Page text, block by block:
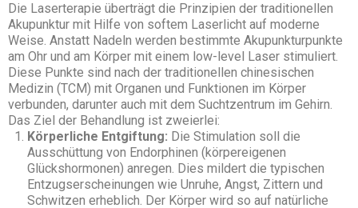
Die Laserterapie überträgt die Prinzipien der traditionellen
Akupunktur mit Hilfe von softem Laserlicht auf moderne
Weise. Anstatt Nadeln werden bestimmte Akupunkturpunkte
am Ohr und am Körper mit einem low-level Laser stimuliert.
Diese Punkte sind nach der traditionellen chinesischen
Medizin (TCM) mit Organen und Funktionen im Körper
verbunden, darunter auch mit dem Suchtzentrum im Gehirn.
Das Ziel der Behandlung ist zweierlei:
Körperliche Entgiftung: Die Stimulation soll die
Ausschüttung von Endorphinen (körpereigenen
Glückshormonen) anregen. Dies mildert die typischen
Entzugserscheinungen wie Unruhe, Angst, Zittern und
Schwitzen erheblich. Der Körper wird so auf natürliche